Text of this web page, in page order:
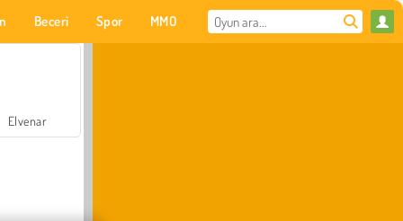
Beceri Spor MMO
Elvenar